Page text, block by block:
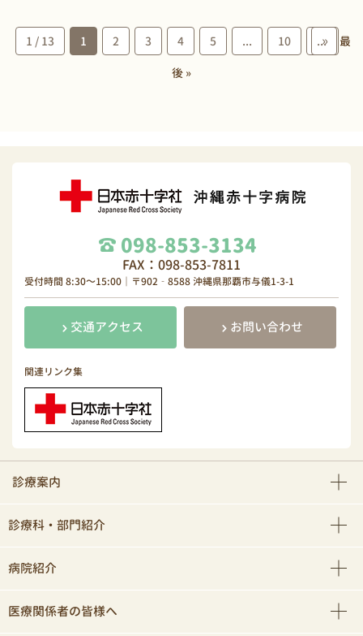
1 / 13 1 2 3 4 5 ... 10 ...» 最
後 »
098-853-3134
FAX：098-853-7811
受付時間 8:30～15:00｜〒902‐8588 沖縄県那覇市与儀1-3-1
交通アクセス お問い合わせ
関連リンク集
診療案内
診療科・部門紹介
病院紹介
医療関係者の皆様へ